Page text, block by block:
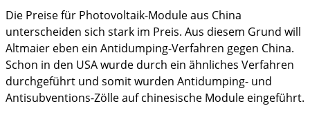
Die Preise für Photovoltaik-Module aus China
unterscheiden sich stark im Preis. Aus diesem Grund will
Altmaier eben ein Antidumping-Verfahren gegen China.
Schon in den USA wurde durch ein ähnliches Verfahren
durchgeführt und somit wurden Antidumping- und
Antisubventions-Zölle auf chinesische Module eingeführt.